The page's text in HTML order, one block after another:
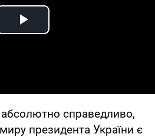
Play Video
справедливо,
президента України є